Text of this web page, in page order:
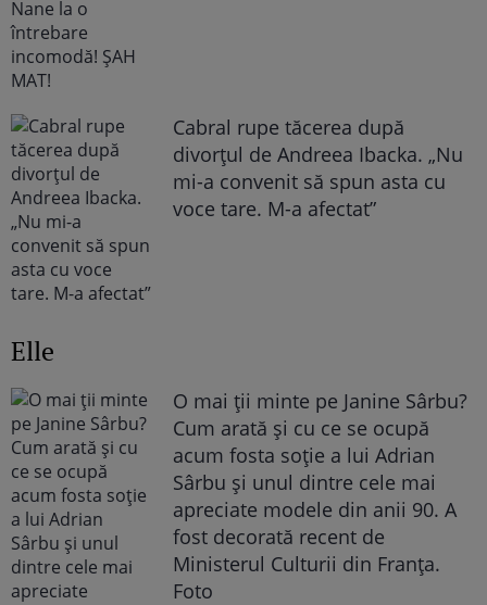
Cabral rupe tăcerea după
divorțul de Andreea Ibacka. „Nu
mi-a convenit să spun asta cu
voce tare. M-a afectat”
Elle
O mai ții minte pe Janine Sârbu?
Cum arată și cu ce se ocupă
acum fosta soție a lui Adrian
Sârbu și unul dintre cele mai
apreciate modele din anii 90. A
fost decorată recent de
Ministerul Culturii din Franța.
Foto